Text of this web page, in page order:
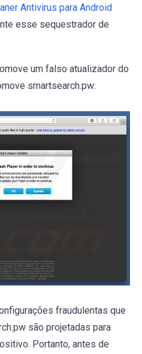
Antivirus para Android
esse sequestrador de
um falso atualizador do
smartsearch.pw:
fraudulentas que
são projetadas para
Portanto, antes de